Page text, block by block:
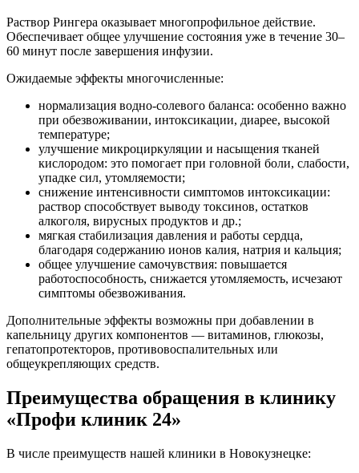
Раствор Рингера оказывает многопрофильное действие.
Обеспечивает общее улучшение состояния уже в течение 30–
60 минут после завершения инфузии.
Ожидаемые эффекты многочисленные:
нормализация водно-солевого баланса: особенно важно
при обезвоживании, интоксикации, диарее, высокой
температуре;
улучшение микроциркуляции и насыщения тканей
кислородом: это помогает при головной боли, слабости,
упадке сил, утомляемости;
снижение интенсивности симптомов интоксикации:
раствор способствует выводу токсинов, остатков
алкоголя, вирусных продуктов и др.;
мягкая стабилизация давления и работы сердца,
благодаря содержанию ионов калия, натрия и кальция;
общее улучшение самочувствия: повышается
работоспособность, снижается утомляемость, исчезают
симптомы обезвоживания.
Дополнительные эффекты возможны при добавлении в
капельницу других компонентов — витаминов, глюкозы,
гепатопротекторов, противовоспалительных или
общеукрепляющих средств.
Преимущества обращения в клинику
«Профи клиник 24»
В числе преимуществ нашей клиники в Новокузнецке: